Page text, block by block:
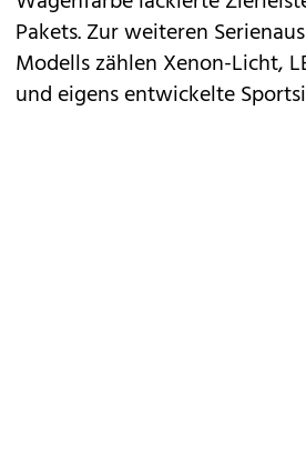
Pakets. Zur weiteren
Modells zählen Xenon-Licht,
und eigens entwickelte